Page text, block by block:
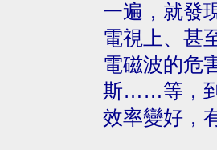
一遍，就發
電視上、甚
電磁波的危
斯……等，到
效率變好，